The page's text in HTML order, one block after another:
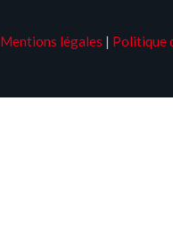
Mentions légales | Politique